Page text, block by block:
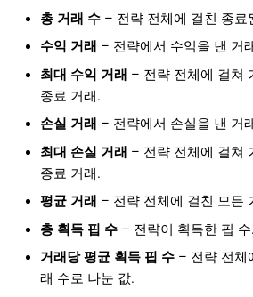
총 거래 수– 전략 전체에 걸친 종료
수익 거래 – 전략에서 수익을 낸 거
최대 수익 거래 – 전략 전체에 걸쳐
종료 거래.
손실 거래 – 전략에서 손실을 낸 거
최대 손실 거래 – 전략 전체에 걸쳐
종료 거래.
평균 거래 – 전략 전체에 걸친 모든
총 획득 핍 수– 전략이 획득한 핍 수.
거래당 평균 획득 핍 수– 전략 전체
래 수로 나눈 값.